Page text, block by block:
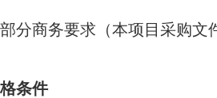
分商务要求（本项目采购文
条件